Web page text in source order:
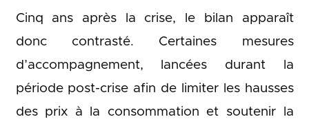
Cinq ans après la crise, le bilan apparaît
donc contrasté. Certaines mesures
d’accompagnement, lancées durant la
période post-crise afin de limiter les hausses
des prix à la consommation et soutenir la